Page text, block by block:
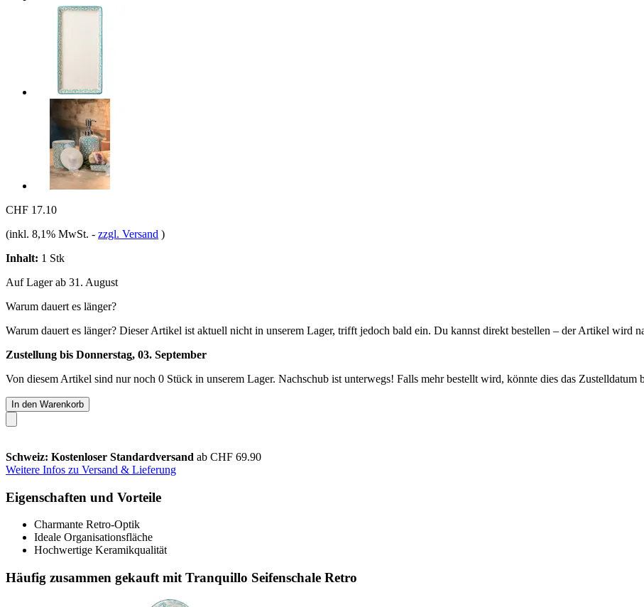
CHF 17.10
(inkl. 8,1% MwSt. - zzgl. Versand )
Inhalt: 1 Stk
Auf Lager ab 31. August
Warum dauert es länger?
Warum dauert es länger? Dieser Artikel ist aktuell nicht in unserem Lager, trifft jedoch bald ein. Du kannst direkt bestellen – der Artikel wird
Zustellung bis Donnerstag, 03. September
Von diesem Artikel sind nur noch 0 Stück in unserem Lager. Nachschub ist unterwegs! Falls mehr bestellt wird, könnte dies das Zustelldatum
In den Warenkorb
Schweiz: Kostenloser Standardversand ab CHF 69.90
Weitere Infos zu Versand & Lieferung
Eigenschaften und Vorteile
Charmante Retro-Optik
Ideale Organisationsfläche
Hochwertige Keramikqualität
Häufig zusammen gekauft mit Tranquillo Seifenschale Retro